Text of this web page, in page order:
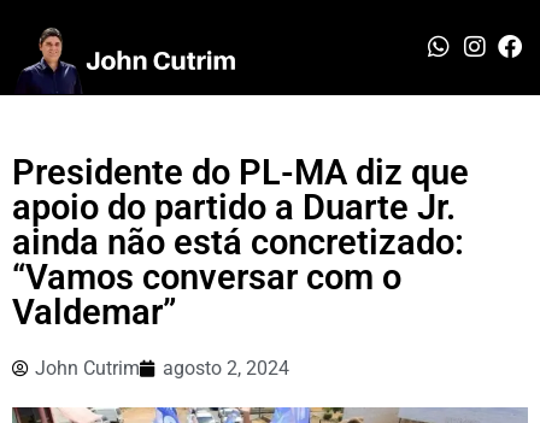
Presidente do PL-MA diz que
apoio do partido a Duarte Jr.
ainda não está concretizado:
“Vamos conversar com o
Valdemar”
John Cutrim agosto 2, 2024